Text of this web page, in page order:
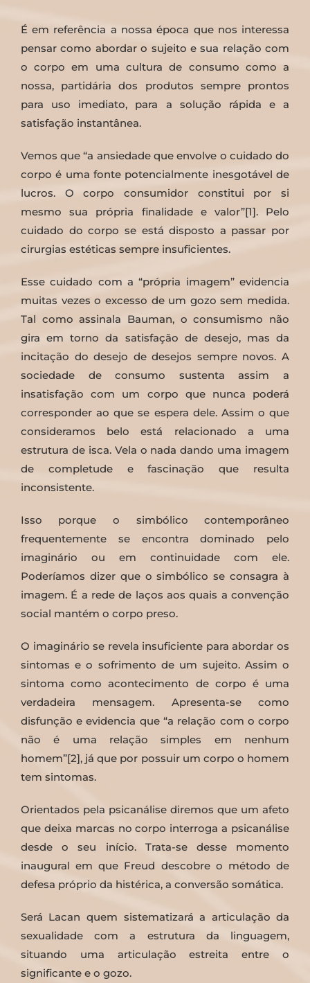
É em referência a nossa época que nos interessa
pensar como abordar o sujeito e sua relação com
o corpo em uma cultura de consumo como a
nossa, partidária dos produtos sempre prontos
para uso imediato, para a solução rápida e a
satisfação instantânea.
Vemos que “a ansiedade que envolve o cuidado do
corpo é uma fonte potencialmente inesgotável de
lucros. O corpo consumidor constitui por si
mesmo sua própria finalidade e valor”[1]. Pelo
cuidado do corpo se está disposto a passar por
cirurgias estéticas sempre insuficientes.
Esse cuidado com a “própria imagem” evidencia
muitas vezes o excesso de um gozo sem medida.
Tal como assinala Bauman, o consumismo não
gira em torno da satisfação de desejo, mas da
incitação do desejo de desejos sempre novos. A
sociedade de consumo sustenta assim a
insatisfação com um corpo que nunca poderá
corresponder ao que se espera dele. Assim o que
consideramos belo está relacionado a uma
estrutura de isca. Vela o nada dando uma imagem
de completude e fascinação que resulta
inconsistente.
Isso porque o simbólico contemporâneo
frequentemente se encontra dominado pelo
imaginário ou em continuidade com ele.
Poderíamos dizer que o simbólico se consagra à
imagem. É a rede de laços aos quais a convenção
social mantém o corpo preso.
O imaginário se revela insuficiente para abordar os
sintomas e o sofrimento de um sujeito. Assim o
sintoma como acontecimento de corpo é uma
verdadeira mensagem. Apresenta-se como
disfunção e evidencia que “a relação com o corpo
não é uma relação simples em nenhum
homem”[2], já que por possuir um corpo o homem
tem sintomas.
Orientados pela psicanálise diremos que um afeto
que deixa marcas no corpo interroga a psicanálise
desde o seu início. Trata-se desse momento
inaugural em que Freud descobre o método de
defesa próprio da histérica, a conversão somática.
Será Lacan quem sistematizará a articulação da
sexualidade com a estrutura da linguagem,
situando uma articulação estreita entre o
significante e o gozo.